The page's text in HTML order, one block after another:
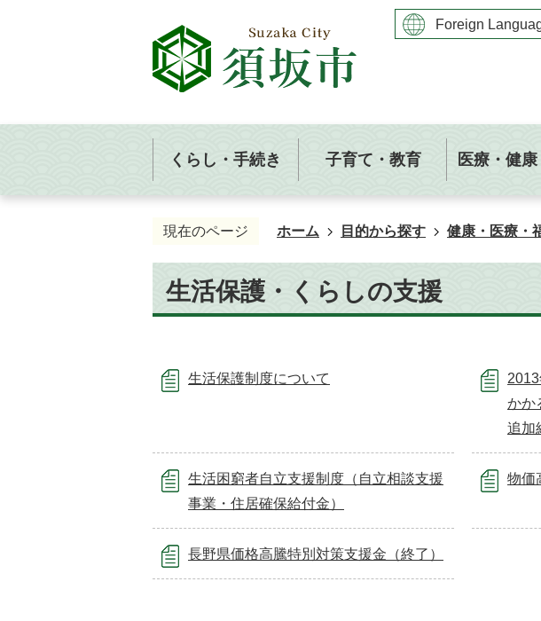
くらし・手続き 子育て・教育 医療・健
現在のページ ホーム 目的から探す 健康・医療・
生活保護・くらしの支援
生活保護制度について
かか
追加
生活困窮者自立支援制度（自立相談支援
事業・住居確保給付金）
物価
長野県価格高騰特別対策支援金（終了）